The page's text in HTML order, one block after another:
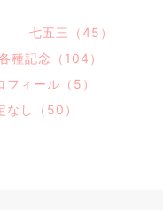
七五三（45）
種記念（104）
ィール（5）
なし（50）